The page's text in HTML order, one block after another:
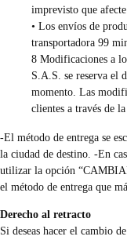
imprevisto que
• Los envíos de
transportadora 99
8 Modificaciones a
S.A.S. se reserva el
momento. Las
clientes a través de
-El método de entrega se
la ciudad de destino. -En
utilizar la opción
el método de entrega que
Derecho al retracto
Si deseas hacer el cambio